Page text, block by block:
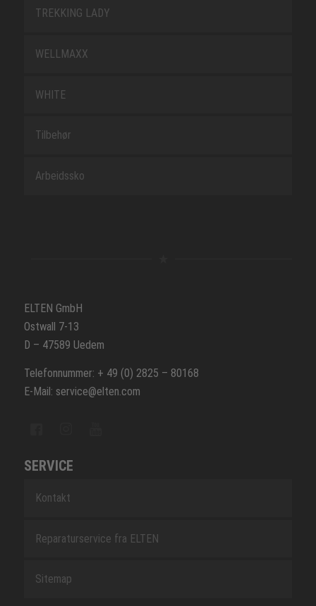
TREKKING LADY
WELLMAXX
WHITE
Tilbehør
Arbeidssko
ELTEN GmbH
Ostwall 7-13
D – 47589 Uedem
Telefonnummer: + 49 (0) 2825 – 80168
E-Mail: service@elten.com
SERVICE
Kontakt
Reparaturservice fra ELTEN
Sitemap